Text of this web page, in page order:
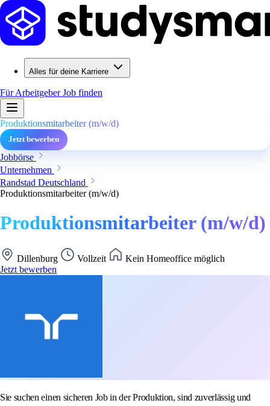
Alles für deine Karriere
Für ArbeitgeberJob finden
Produktionsmitarbeiter (m/w/d)
Jetzt bewerben
Jobbörse
Unternehmen
Randstad Deutschland
Produktionsmitarbeiter (m/w/d)
Produktionsmitarbeiter (m/w/d)
Dillenburg Vollzeit
Kein Homeoffice möglich
Jetzt bewerben
Sie suchen einen sicheren Job in der Produktion, sind zuverlässig und